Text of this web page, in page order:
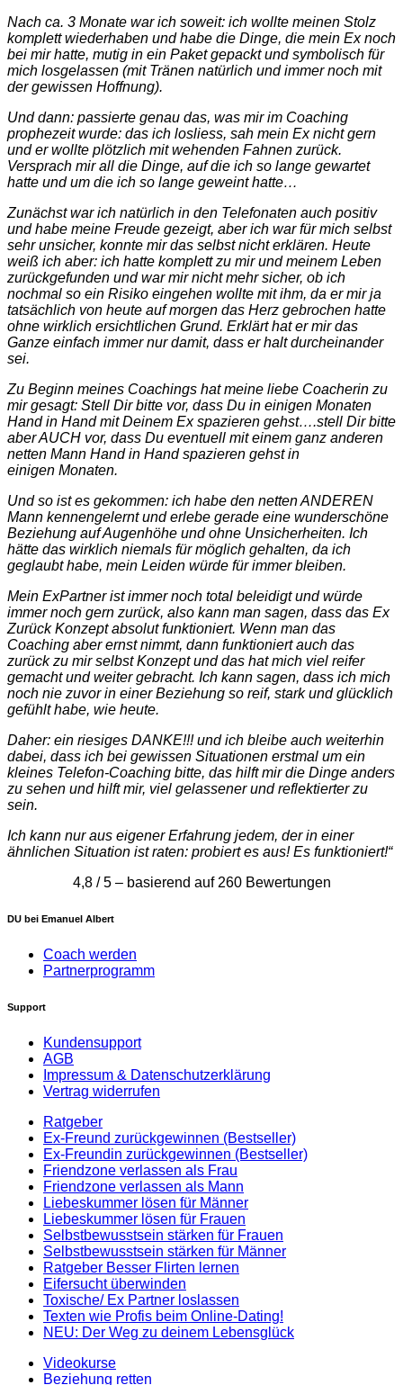
Nach ca. 3 Monate war ich soweit: ich wollte meinen Stolz
komplett wiederhaben und habe die Dinge, die mein Ex noch
bei mir hatte, mutig in ein Paket gepackt und symbolisch für
mich losgelassen (mit Tränen natürlich und immer noch mit
der gewissen Hoffnung).
Und dann: passierte genau das, was mir im Coaching
prophezeit wurde: das ich losliess, sah mein Ex nicht gern
und er wollte plötzlich mit wehenden Fahnen zurück.
Versprach mir all die Dinge, auf die ich so lange gewartet
hatte und um die ich so lange geweint hatte…
Zunächst war ich natürlich in den Telefonaten auch positiv
und habe meine Freude gezeigt, aber ich war für mich selbst
sehr unsicher, konnte mir das selbst nicht erklären. Heute
weiß ich aber: ich hatte komplett zu mir und meinem Leben
zurückgefunden und war mir nicht mehr sicher, ob ich
nochmal so ein Risiko eingehen wollte mit ihm, da er mir ja
tatsächlich von heute auf morgen das Herz gebrochen hatte
ohne wirklich ersichtlichen Grund. Erklärt hat er mir das
Ganze einfach immer nur damit, dass er halt durcheinander
sei.
Zu Beginn meines Coachings hat meine liebe Coacherin zu
mir gesagt: Stell Dir bitte vor, dass Du in einigen Monaten
Hand in Hand mit Deinem Ex spazieren gehst….stell Dir bitte
aber AUCH vor, dass Du eventuell mit einem ganz anderen
netten Mann Hand in Hand spazieren gehst in
einigen Monaten.
Und so ist es gekommen: ich habe den netten ANDEREN
Mann kennengelernt und erlebe gerade eine wunderschöne
Beziehung auf Augenhöhe und ohne Unsicherheiten. Ich
hätte das wirklich niemals für möglich gehalten, da ich
geglaubt habe, mein Leiden würde für immer bleiben.
Mein ExPartner ist immer noch total beleidigt und würde
immer noch gern zurück, also kann man sagen, dass das Ex
Zurück Konzept absolut funktioniert. Wenn man das
Coaching aber ernst nimmt, dann funktioniert auch das
zurück zu mir selbst Konzept und das hat mich viel reifer
gemacht und weiter gebracht. Ich kann sagen, dass ich mich
noch nie zuvor in einer Beziehung so reif, stark und glücklich
gefühlt habe, wie heute.
Daher: ein riesiges DANKE!!! und ich bleibe auch weiterhin
dabei, dass ich bei gewissen Situationen erstmal um ein
kleines Telefon-Coaching bitte, das hilft mir die Dinge anders
zu sehen und hilft mir, viel gelassener und reflektierter zu
sein.
Ich kann nur aus eigener Erfahrung jedem, der in einer
ähnlichen Situation ist raten: probiert es aus! Es funktioniert!“
4,8 / 5 – basierend auf 260 Bewertungen
DU bei Emanuel Albert
Coach werden
Partnerprogramm
Support
Kundensupport
AGB
Impressum & Datenschutzerklärung
Vertrag widerrufen
Ratgeber
Ex-Freund zurückgewinnen (Bestseller)
Ex-Freundin zurückgewinnen (Bestseller)
Friendzone verlassen als Frau
Friendzone verlassen als Mann
Liebeskummer lösen für Männer
Liebeskummer lösen für Frauen
Selbstbewusstsein stärken für Frauen
Selbstbewusstsein stärken für Männer
Ratgeber Besser Flirten lernen
Eifersucht überwinden
Toxische/ Ex Partner loslassen
Texten wie Profis beim Online-Dating!
NEU: Der Weg zu deinem Lebensglück
Videokurse
Beziehung retten